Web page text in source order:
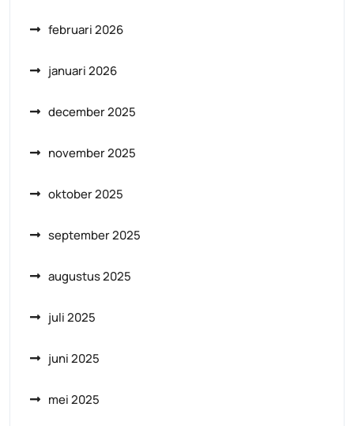
februari 2026
januari 2026
december 2025
november 2025
oktober 2025
september 2025
augustus 2025
juli 2025
juni 2025
mei 2025